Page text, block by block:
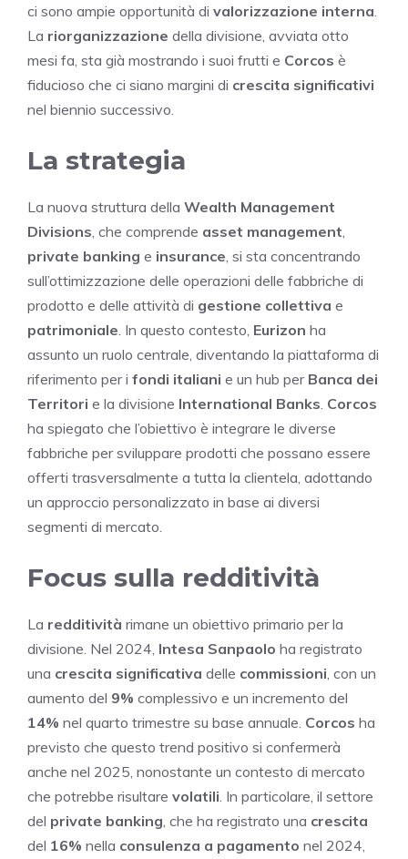
ci sono ampie opportunità di valorizzazione interna
La riorganizzazione della divisione, avviata otto
mesi fa, sta già mostrando i suoi frutti e Corcos è
fiducioso che ci siano margini di crescita significativi
nel biennio successivo.
La strategia
La nuova struttura della Wealth Management
Divisions , che comprende asset management
private banking e insurance , si sta concentrando
sull’ottimizzazione delle operazioni delle fabbriche di
prodotto e delle attività di gestione collettiva e
patrimoniale . In questo contesto, Eurizon ha
assunto un ruolo centrale, diventando la piattaforma di
riferimento per i fondi italiani e un hub per Banca dei
Territori e la divisione International Banks Corcos
ha spiegato che l’obiettivo è integrare le diverse
fabbriche per sviluppare prodotti che possano essere
offerti trasversalmente a tutta la clientela, adottando
un approccio personalizzato in base ai diversi
segmenti di mercato.
Focus sulla redditività
La redditività rimane un obiettivo primario per la
divisione. Nel 2024, Intesa Sanpaolo ha registrato
una crescita significativa delle commissioni , con un
aumento del 9% complessivo e un incremento del
14% nel quarto trimestre su base annuale. Corcos ha
previsto che questo trend positivo si confermerà
anche nel 2025, nonostante un contesto di mercato
che potrebbe risultare volatili . In particolare, il settore
del private banking , che ha registrato una crescita
del 16% nella consulenza a pagamento nel 2024,